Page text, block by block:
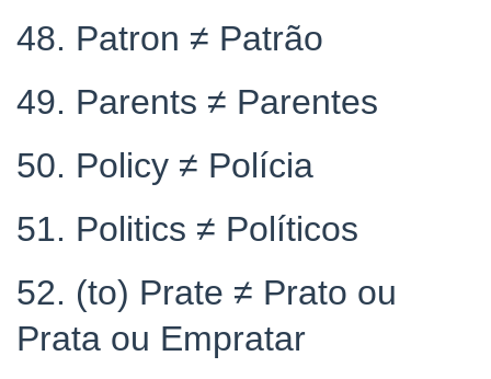
48. Patron ≠ Patrão
49. Parents ≠ Parentes
50. Policy ≠ Polícia
51. Politics ≠ Políticos
52. (to) Prate ≠ Prato ou
Prata ou Empratar